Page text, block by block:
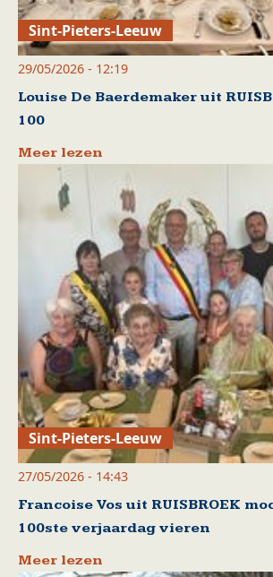
Sint-Pieters-Leeuw
29/05/2026 - 12:19
Louise De Baerdemaker uit
100
Meer lezen
Sint-Pieters-Leeuw
27/05/2026 - 14:43
Francoise Vos uit RUISBROEK
100ste verjaardag vieren
Meer lezen